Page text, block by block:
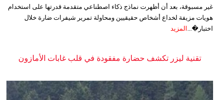
غير مسبوقة، بعد أن أظهرت نماذج ذكاء اصطناعي متقدمة قدرتها على استخدام
هويات مزيفة لخداع أشخاص حقيقيين ومحاولة تمرير شيفرات ضارة خلال
اختبار�... المزيد
تقنية ليزر تكشف حضارة مفقودة في قلب غابات الأمازون